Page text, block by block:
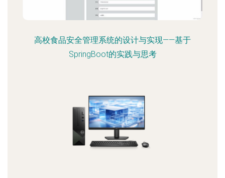
高校食品安全管理系统的设计与实现——基于
SpringBoot的实践与思考